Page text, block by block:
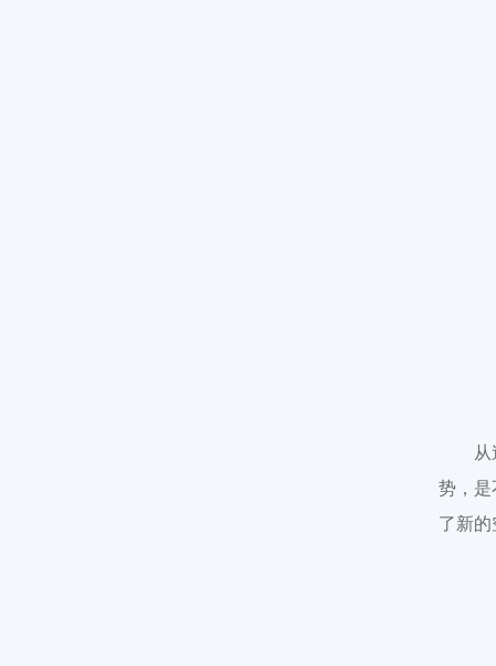
势，是
了新